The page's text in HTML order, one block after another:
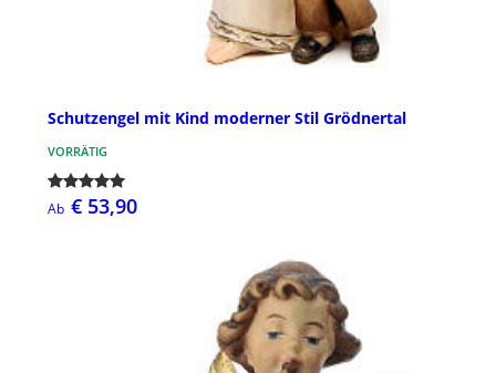
Schutzengel mit Kind moderner Stil Grödnertal
VORRÄTIG
Ab € 53,90